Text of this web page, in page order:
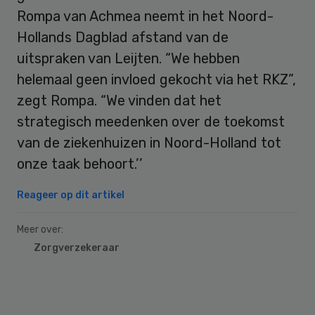
Rompa van Achmea neemt in het Noord-
Hollands Dagblad afstand van de
uitspraken van Leijten. “We hebben
helemaal geen invloed gekocht via het RKZ”,
zegt Rompa. “We vinden dat het
strategisch meedenken over de toekomst
van de ziekenhuizen in Noord-Holland tot
onze taak behoort.’’
Reageer op dit artikel
Meer over:
Zorgverzekeraar